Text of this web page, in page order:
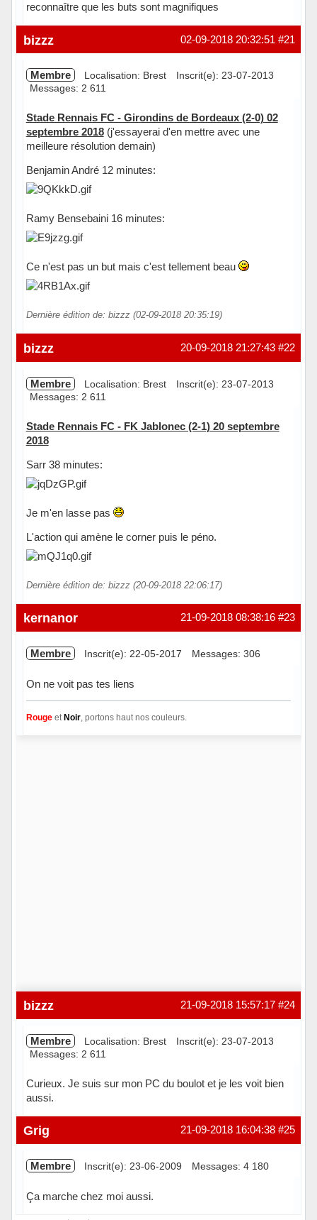
reconnaître que les buts sont magnifiques
Hors ligne #21
02-09-2018 20:32:51
bizzz
Membre Localisation: Brest
Inscrit(e): 23-07-2013
Messages: 2 611
Stade Rennais FC - Girondins de Bordeaux (2-0) 02
septembre 2018(j'essayerai d'en mettre avec une
meilleure résolution demain)
Benjamin André 12 minutes:
Ramy Bensebaini 16 minutes:
Ce n'est pas un but mais c'est tellement beau
Dernière édition de: bizzz (02-09-2018 20:35:19)
Hors ligne #22
20-09-2018 21:27:43
bizzz
Membre Localisation: Brest
Inscrit(e): 23-07-2013
Messages: 2 611
Stade Rennais FC - FK Jablonec (2-1) 20 septembre
2018
Sarr 38 minutes:
Je m'en lasse pas
L'action qui amène le corner puis le péno.
Dernière édition de: bizzz (20-09-2018 22:06:17)
Hors ligne #23
21-09-2018 08:38:16
kernanor
Membre Inscrit(e): 22-05-2017 Messages: 306
On ne voit pas tes liens
Rougeet Noir, portons haut nos couleurs.
#24
21-09-2018 15:57:17
bizzz
Membre Localisation: Brest
Inscrit(e): 23-07-2013
Messages: 2 611
Curieux. Je suis sur mon PC du boulot et je les voit bien
aussi.
Hors ligne #25
21-09-2018 16:04:38
Grig
Membre Inscrit(e): 23-06-2009 Messages: 4 180
Ça marche chez moi aussi.